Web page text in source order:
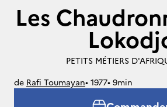
Les
PETITS MÉTIERS
de Rafi Toumayan• 1977• 9min